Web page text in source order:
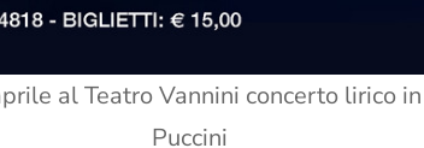
al Teatro Vannini concerto lirico
Puccini